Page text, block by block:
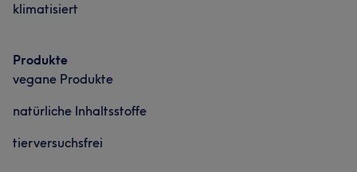
klimatisiert
Produkte
vegane Produkte
natürliche Inhaltsstoffe
tierversuchsfrei